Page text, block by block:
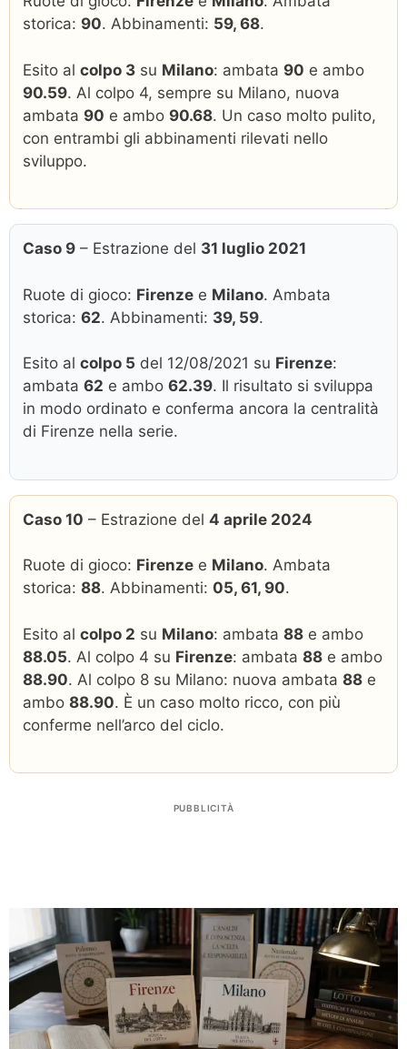
storica: 90. Abbinamenti: 59, 68.
Esito al colpo 3 su Milano: ambata 90 e ambo
90.59. Al colpo 4, sempre su Milano, nuova
ambata 90 e ambo 90.68. Un caso molto pulito,
con entrambi gli abbinamenti rilevati nello
sviluppo.
Caso 9 – Estrazione del 31 luglio 2021
Ruote di gioco: Firenze e Milano. Ambata
storica: 62. Abbinamenti: 39, 59.
Esito al colpo 5 del 12/08/2021 su Firenze:
ambata 62 e ambo 62.39. Il risultato si sviluppa
in modo ordinato e conferma ancora la centralità
di Firenze nella serie.
Caso 10 – Estrazione del 4 aprile 2024
Ruote di gioco: Firenze e Milano. Ambata
storica: 88. Abbinamenti: 05, 61, 90.
Esito al colpo 2 su Milano: ambata 88 e ambo
88.05. Al colpo 4 su Firenze: ambata 88 e ambo
88.90. Al colpo 8 su Milano: nuova ambata 88 e
ambo 88.90. È un caso molto ricco, con più
conferme nell’arco del ciclo.
PUBBLICITÀ